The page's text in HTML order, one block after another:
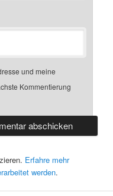
und meine
Kommentierung
Erfahre mehr
werden.